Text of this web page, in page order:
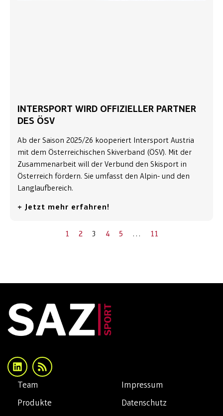
INTERSPORT WIRD OFFIZIELLER PARTNER
DES ÖSV
Ab der Saison 2025/26 kooperiert Intersport Austria
mit dem Österreichischen Skiverband (ÖSV). Mit der
Zusammenarbeit will der Verbund den Skisport in
Österreich fördern. Sie umfasst den Alpin- und den
Langlaufbereich.
+ Jetzt mehr erfahren!
1 2 3 4 5 … 11
Impressum
Datenschutz
Team
Produkte